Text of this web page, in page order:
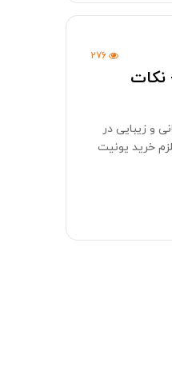
276
نکات
و زیبایی در
خرید یونیت